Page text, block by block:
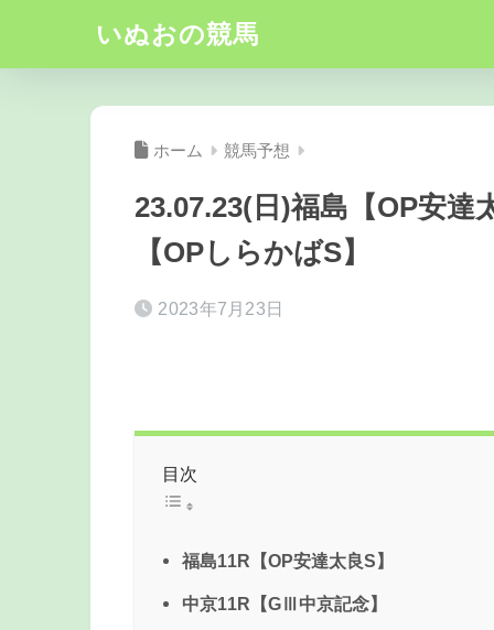
いぬおの競馬
ホーム 競馬予想
23.07.23(日)福島【OP安
【OPしらかばS】
2023年7月23日
目次
福島11R【OP安達太良S】
中京11R【GⅢ中京記念】